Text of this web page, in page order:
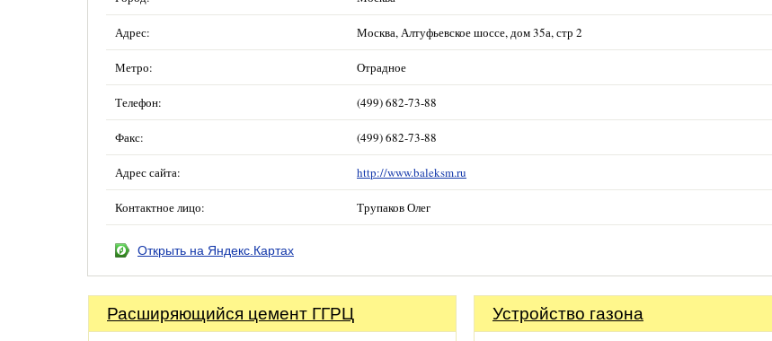
Адрес: Москва, Алтуфьевское шоссе, дом 35а, стр 2
Метро: Отрадное
Телефон: (499) 682-73-88
Факс: (499) 682-73-88
Адрес сайта: http://www.baleksm.ru
Контактное лицо: Трупаков Олег
Открыть на Яндекс.Картах
Расширяющийся цемент ГГРЦ Устройство газона